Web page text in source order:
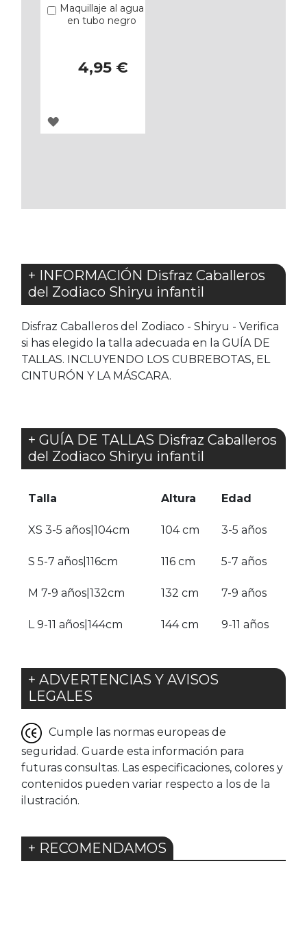
Maquillaje al agua
en tubo negro
4,95 €
Añadir
AGREGAR
+ INFORMACIÓN Disfraz Caballeros
del Zodiaco Shiryu infantil
Disfraz Caballeros del Zodiaco - Shiryu - Verifica
si has elegido la talla adecuada en la GUÍA DE
TALLAS. INCLUYENDO LOS CUBREBOTAS, EL
CINTURÓN Y LA MÁSCARA.
+ GUÍA DE TALLAS Disfraz Caballeros
del Zodiaco Shiryu infantil
Talla Altura Edad
XS 3-5 años|104cm 104 cm 3-5 años
S 5-7 años|116cm 116 cm 5-7 años
M 7-9 años|132cm 132 cm 7-9 años
L 9-11 años|144cm 144 cm 9-11 años
+ ADVERTENCIAS Y AVISOS
LEGALES
Cumple las normas europeas de
seguridad. Guarde esta información para
futuras consultas. Las especificaciones, colores y
contenidos pueden variar respecto a los de la
ilustración.
+ RECOMENDAMOS